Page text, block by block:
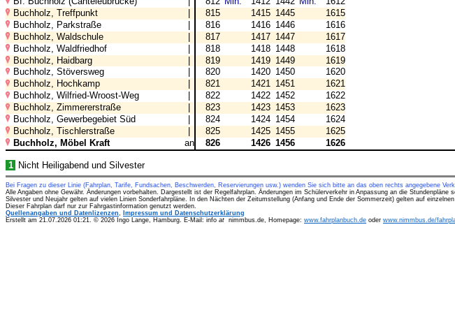
Buchholz, Treffpunkt
815 1415 1445
1615
Buchholz, Parkstraße
816 1416 1446
1616
Buchholz, Waldschule
817 1417 1447
1617
Buchholz, Waldfriedhof
| 818 1418 1448
1618
Buchholz, Haidbarg
| 819 1419 1449
1619
Buchholz, Stöversweg
820 1420 1450
1620
Buchholz, Hochkamp
821 1421 1451
1621
Buchholz, Wilfried-Wroost-Weg
822 1422 1452
1622
Buchholz, Zimmererstraße
823 1423 1453
1623
Buchholz, Gewerbegebiet Süd
824 1424 1454
1624
Buchholz, Tischlerstraße
825 1425 1455
1625
Buchholz, Möbel Kraft
an 826 1426 1456 1626
1 Nicht Heiligabend und Silvester
Bei Fragen zu dieser Linie (Fahrplan, Tarife, Fundsachen, Beschwerden, Reservierungen usw.) wenden Sie sich bitte an das oben rechts angegebene
Alle Angaben ohne Gewähr. Änderungen vorbehalten. Dargestellt ist der Regelfahrplan. Änderungen im Schülerverkehr in Anpassung an die
Silvester und Neujahr gelten auf vielen Linien Sonderfahrpläne. In den Nächten der Zeitumstellung (Anfang und Ende der Sommerzeit) gelten auf
Dieser Fahrplan darf nur zur Fahrgastinformation genutzt werden.
Quellenangaben und Datenlizenzen,
Impressum und Datenschutzerklärung
Erstellt am 21.07.2026 01:21. © 2026 Ingo Lange, Hamburg. E-Mail: info at nimmbus.de, Homepage: www.fahrplanbuch.de oder www.nimmbus.de/